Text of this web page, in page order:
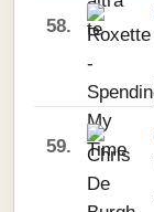
58.
59.